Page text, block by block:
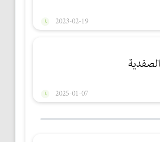
2023-02-19
الصفدیة
2025-01-07